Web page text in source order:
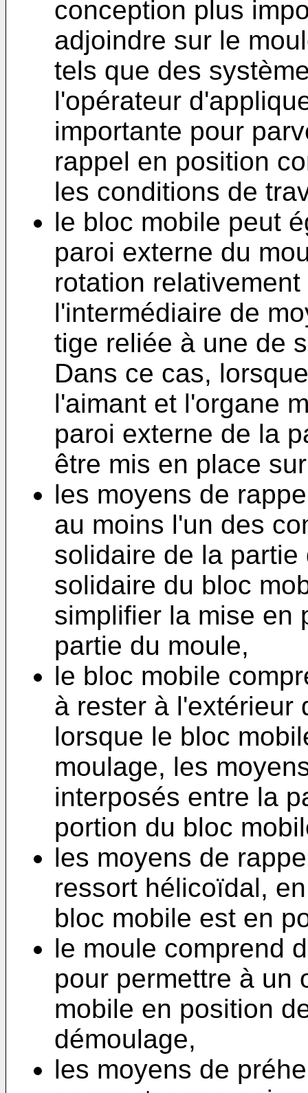
conception plus
adjoindre sur le
tels que des
l'opérateur
importante pour
rappel en position
les conditions de
le bloc mobile peut
paroi externe du
rotation
l'intermédiaire de
tige reliée à une de
Dans ce cas,
l'aimant et l'organe
paroi externe de la
être mis en place
les moyens de
au moins l'un des
solidaire de la
solidaire du bloc
simplifier la mise en
partie du moule,
le bloc mobile
à rester à l'extérieur
lorsque le bloc
moulage, les
interposés entre la
portion du bloc
les moyens de
ressort hélicoïdal,
bloc mobile est en
le moule comprend
pour permettre à un
mobile en position
démoulage,
les moyens de